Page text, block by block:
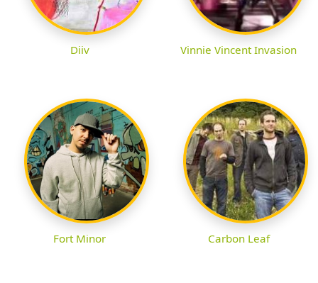
Diiv Vinnie Vincent Invasion
Fort Minor Carbon Leaf